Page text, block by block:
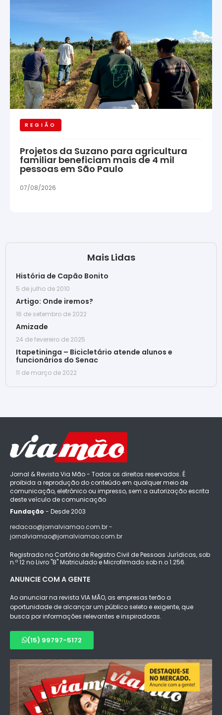
REGIÃO
Projetos da Suzano para agricultura
familiar beneficiam mais de 4 mil
pessoas em São Paulo
07/08/2026
Mais Lidas
História de Capão Bonito
5 de julho de 2010
Artigo: Onde iremos?
16 de setembro de 2022
Amizade
24 de fevereiro de 2025
Itapetininga – Bicicletário atende alunos e
funcionários do Senac
11 de março de 2022
Jornal & Revista Via Mão - Todos os direitos reservados. É
proibida a reprodução do conteúdo em qualquer meio de
comunicação, eletrônico ou impresso, sem a autorização escrita
deste veículo de comunicação
Fundação - Desde 2003
redacao@jornalviamao.com.br -
jornalviamao@jornalviamao.com.br
Registrado no Cartório de Registro Civil de Pessoas Jurídicas, sob
n.º 12 no Livro "B" Matriculado e Microfilmado sob n.o 1.256.
ANUNCIE COM A GENTE
Ao anunciar na revista VIA MÃO, as empresas terão a
oportunidade de alcançar um público seleto e exigente, que
busca por informações relevantes e inspiradoras.
(15) 99797-5172